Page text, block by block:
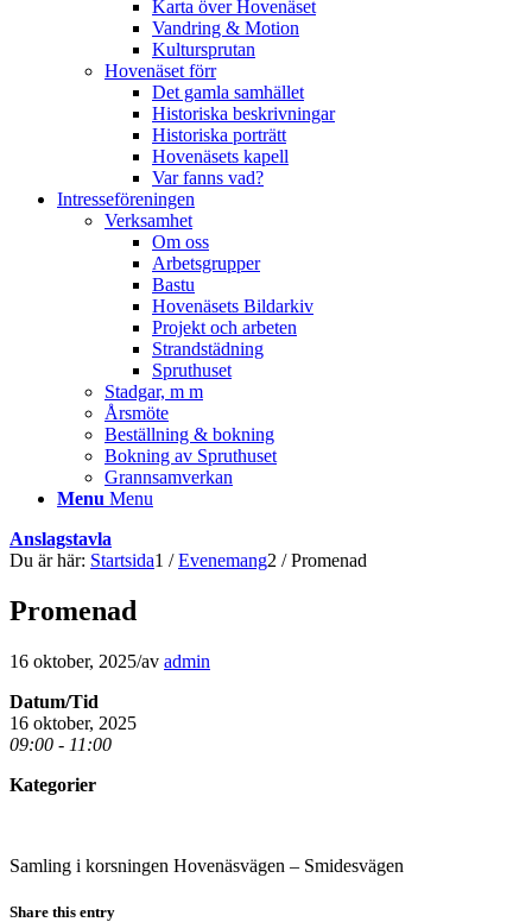
Karta över Hovenäset
Vandring & Motion
Kultursprutan
Hovenäset förr
Det gamla samhället
Historiska beskrivningar
Historiska porträtt
Hovenäsets kapell
Var fanns vad?
Intresseföreningen
Verksamhet
Om oss
Arbetsgrupper
Bastu
Hovenäsets Bildarkiv
Projekt och arbeten
Strandstädning
Spruthuset
Stadgar, m m
Årsmöte
Beställning & bokning
Bokning av Spruthuset
Grannsamverkan
Menu Menu
Anslagstavla
Du är här: Startsida1 / Evenemang2 / Promenad
Promenad
16 oktober, 2025/av admin
Datum/Tid
16 oktober, 2025
09:00 - 11:00
Kategorier
Samling i korsningen Hovenäsvägen – Smidesvägen
Share this entry